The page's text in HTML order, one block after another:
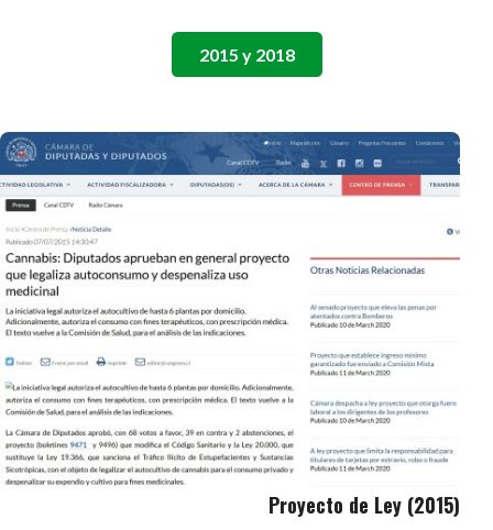
2015 y 2018
Proyecto de Ley (2015)